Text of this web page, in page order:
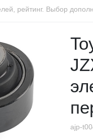
рейтинг. Выбор
ajp-